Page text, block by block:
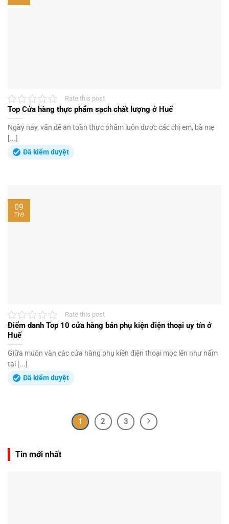
Rate this post
Top Cửa hàng thực phẩm sạch chất lượng ở Huế
Ngày nay, vấn đề an toàn thực phẩm luôn được các chị em, bà mẹ
[...]
Đã kiểm duyệt
Rate this post
Điểm danh Top 10 cửa hàng bán phụ kiện điện thoại uy tín ở
Huế
Giữa muôn vàn các cửa hàng phụ kiện điện thoại mọc lên như nấm
tại [...]
Đã kiểm duyệt
09
Th9
1 2 3
Tin mới nhất